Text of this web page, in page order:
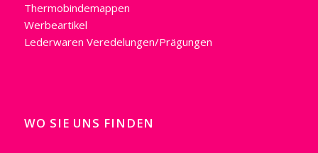
Thermobindemappen
Werbeartikel
Lederwaren Veredelungen/Prägungen
WO SIE UNS FINDEN